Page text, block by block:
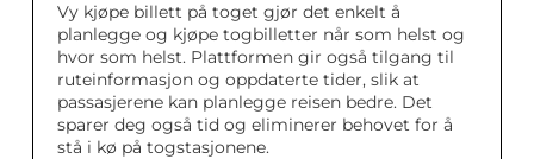
Vy kjøpe billett på toget gjør det enkelt å
planlegge og kjøpe togbilletter når som helst og
hvor som helst. Plattformen gir også tilgang til
ruteinformasjon og oppdaterte tider, slik at
passasjerene kan planlegge reisen bedre. Det
sparer deg også tid og eliminerer behovet for å
stå i kø på togstasjonene.